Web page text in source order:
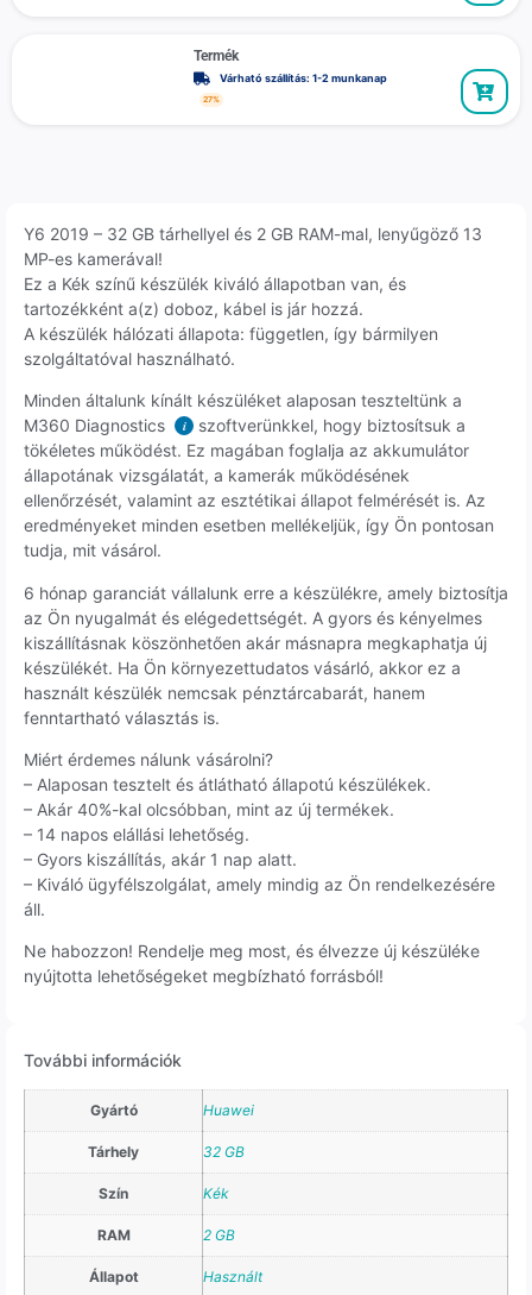
Termék
Várható szállítás: 1-2 munkanap
27%
Y6 2019 – 32 GB tárhellyel és 2 GB RAM-mal, lenyűgöző 13
MP-es kamerával!
Ez a Kék színű készülék kiváló állapotban van, és
tartozékként a(z) doboz, kábel is jár hozzá.
A készülék hálózati állapota: független, így bármilyen
szolgáltatóval használható.
Minden általunk kínált készüléket alaposan teszteltünk a
M360 Diagnostics
i
szoftverünkkel, hogy biztosítsuk a
tökéletes működést. Ez magában foglalja az akkumulátor
állapotának vizsgálatát, a kamerák működésének
ellenőrzését, valamint az esztétikai állapot felmérését is. Az
eredményeket minden esetben mellékeljük, így Ön pontosan
tudja, mit vásárol.
6 hónap garanciát vállalunk erre a készülékre, amely biztosítja
az Ön nyugalmát és elégedettségét. A gyors és kényelmes
kiszállításnak köszönhetően akár másnapra megkaphatja új
készülékét. Ha Ön környezettudatos vásárló, akkor ez a
használt készülék nemcsak pénztárcabarát, hanem
fenntartható választás is.
Miért érdemes nálunk vásárolni?
– Alaposan tesztelt és átlátható állapotú készülékek.
– Akár 40%-kal olcsóbban, mint az új termékek.
– 14 napos elállási lehetőség.
– Gyors kiszállítás, akár 1 nap alatt.
– Kiváló ügyfélszolgálat, amely mindig az Ön rendelkezésére
áll.
Ne habozzon! Rendelje meg most, és élvezze új készüléke
nyújtotta lehetőségeket megbízható forrásból!
További információk
Gyártó Huawei
Tárhely 32 GB
Szín Kék
RAM 2 GB
Állapot Használt